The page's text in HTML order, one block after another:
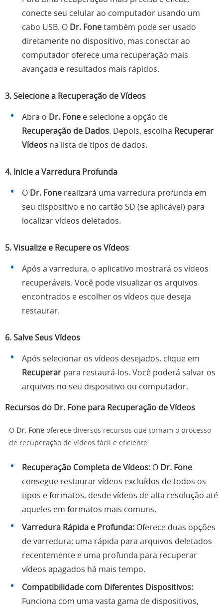
conecte seu celular ao computador usando um
cabo USB. O Dr. Fone também pode ser usado
diretamente no dispositivo, mas conectar ao
computador oferece uma recuperação mais
avançada e resultados mais rápidos.
3. Selecione a Recuperação de Vídeos
Abra o Dr. Fone e selecione a opção de
Recuperação de Dados. Depois, escolha Recuperar
Vídeos na lista de tipos de dados.
4. Inicie a Varredura Profunda
O Dr. Fone realizará uma varredura profunda em
seu dispositivo e no cartão SD (se aplicável) para
localizar vídeos deletados.
5. Visualize e Recupere os Vídeos
Após a varredura, o aplicativo mostrará os vídeos
recuperáveis. Você pode visualizar os arquivos
encontrados e escolher os vídeos que deseja
restaurar.
6. Salve Seus Vídeos
Após selecionar os vídeos desejados, clique em
Recuperar para restaurá-los. Você poderá salvar os
arquivos no seu dispositivo ou computador.
Recursos do Dr. Fone para Recuperação de Vídeos
O Dr. Fone oferece diversos recursos que tornam o processo
de recuperação de vídeos fácil e eficiente:
Recuperação Completa de Vídeos: O Dr. Fone
consegue restaurar vídeos excluídos de todos os
tipos e formatos, desde vídeos de alta resolução até
aqueles em formatos mais comuns.
Varredura Rápida e Profunda: Oferece duas opções
de varredura: uma rápida para arquivos deletados
recentemente e uma profunda para recuperar
vídeos apagados há mais tempo.
Compatibilidade com Diferentes Dispositivos:
Funciona com uma vasta gama de dispositivos,